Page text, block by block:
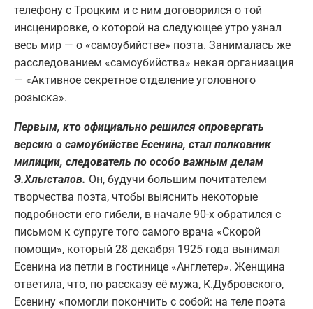
телефону с Троцким и с ним договорился о той
инсценировке, о которой на следующее утро узнал
весь мир — о «самоубийстве» поэта. Занималась же
расследованием «самоубийства» некая организация
— «Активное секретное отделение уголовного
розыска».
Первым, кто официально решился опровергать
версию о самоубийстве Есенина, стал полковник
милиции, следователь по особо важным делам
Э.Хлысталов. Он, будучи большим почитателем
творчества поэта, чтобы выяснить некоторые
подробности его гибели, в начале 90-х обратился с
письмом к супруге того самого врача «Скорой
помощи», который 28 декабря 1925 года вынимал
Есенина из петли в гостинице «Англетер». Женщина
ответила, что, по рассказу её мужа, К.Дубровского,
Есенину «помогли покончить с собой: на теле поэта